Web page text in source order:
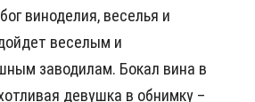
виноделия, веселья и
веселым и
заводилам. Бокал вина в
девушка в обнимку –